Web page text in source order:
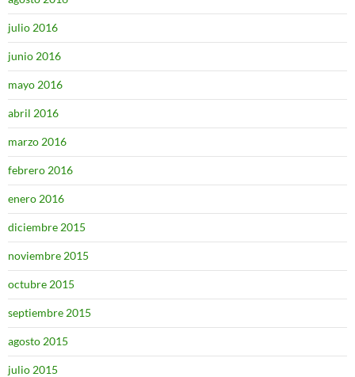
julio 2016
junio 2016
mayo 2016
abril 2016
marzo 2016
febrero 2016
enero 2016
diciembre 2015
noviembre 2015
octubre 2015
septiembre 2015
agosto 2015
julio 2015